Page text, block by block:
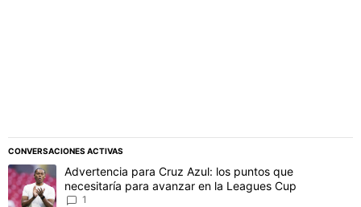
CONVERSACIONES ACTIVAS
Este listado muestra los artículos con más comentarios en los
Un artículo de tendencia con el título "Advertencia para Cruz
Advertencia para Cruz Azul: los puntos que
necesitaría para avanzar en la Leagues Cup
1